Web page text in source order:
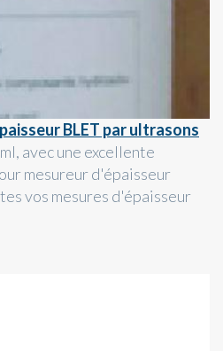
BLET par ultrasons
avec une excellente
mesureur d'épaisseur
vos mesures d'épaisseur